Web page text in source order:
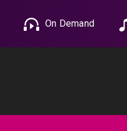
On Demand